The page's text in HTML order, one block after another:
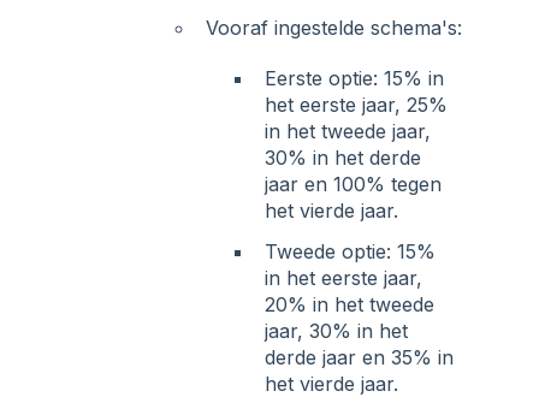
Vooraf ingestelde schema's:
Eerste optie: 15% in
het eerste jaar, 25%
in het tweede jaar,
30% in het derde
jaar en 100% tegen
het vierde jaar.
Tweede optie: 15%
in het eerste jaar,
20% in het tweede
jaar, 30% in het
derde jaar en 35% in
het vierde jaar.